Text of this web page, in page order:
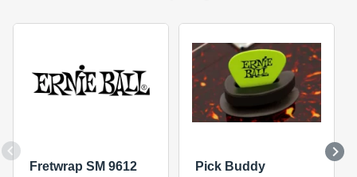
Fretwrap SM 9612 Pick Buddy